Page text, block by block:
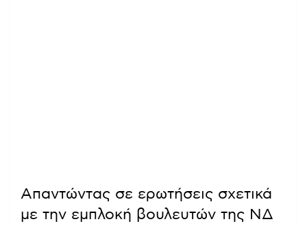
Απαντώντας σε ερωτήσεις σχετικά
με την εμπλοκή βουλευτών της ΝΔ